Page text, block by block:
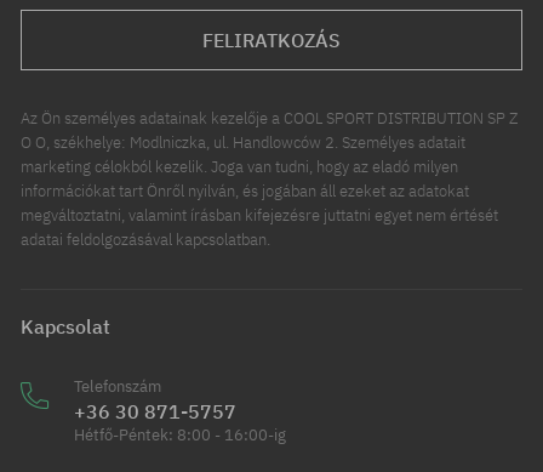
FELIRATKOZÁS
Az Ön személyes adatainak kezelője a COOL SPORT DISTRIBUTION SP Z
O O, székhelye: Modlniczka, ul. Handlowców 2. Személyes adatait
marketing célokból kezelik. Joga van tudni, hogy az eladó milyen
információkat tart Önről nyilván, és jogában áll ezeket az adatokat
megváltoztatni, valamint írásban kifejezésre juttatni egyet nem értését
adatai feldolgozásával kapcsolatban.
Kapcsolat
Telefonszám
+36 30 871-5757
Hétfő-Péntek: 8:00 - 16:00-ig